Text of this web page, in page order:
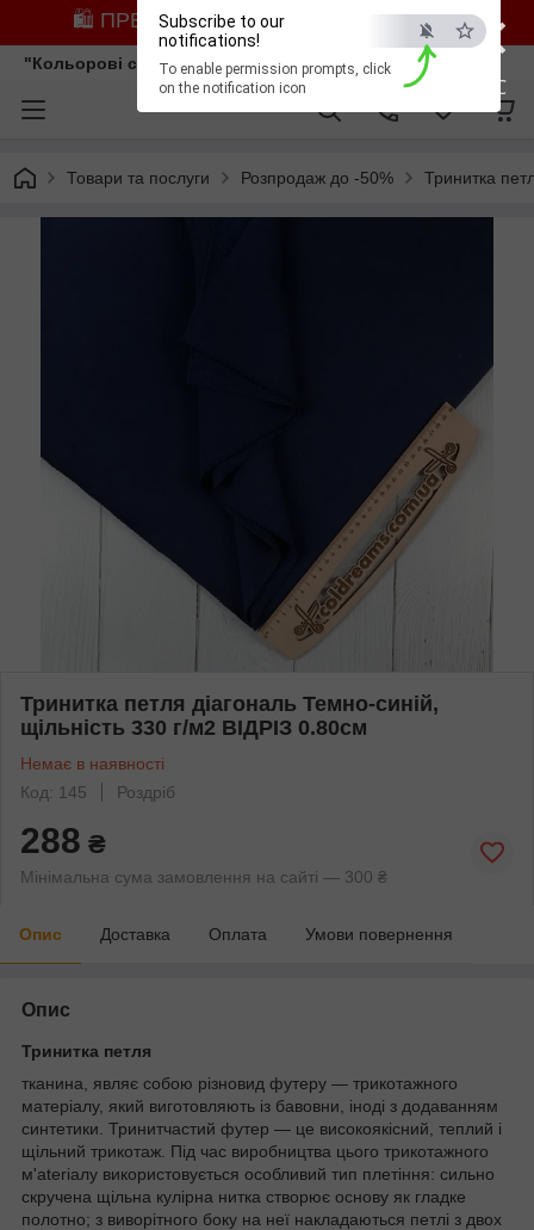
×
ESC
Subscribe to our
notifications!
To enable permission prompts, click
on the notification icon
🛍️ ПРЕДЗАМОВЛЕННЯ ЗІ ЗНИЖКОЮ
"Кольорові сни"
Товари та послуги Розпродаж до -50% Тринитка
Тринитка петля діагональ Темно-синій,
щільність 330 г/м2 ВІДРІЗ 0.80см
Немає в наявності
Код: 145
Роздріб
288 ₴
Мінімальна сума замовлення на сайті — 300 ₴
Опис Доставка Оплата Умови повернення
Опис
Тринитка петля
тканина, являє собою різновид футеру — трикотажного
матеріалу, який виготовляють із бавовни, іноді з додаванням
синтетики. Тринитчастий футер — це високоякісний, теплий і
щільний трикотаж. Під час виробництва цього трикотажного
м'ateriaлу використовується особливий тип плетіння: сильно
скручена щільна кулірна нитка створює основу як гладке
полотно; з виворітного боку на неї накладаються петлі з двох